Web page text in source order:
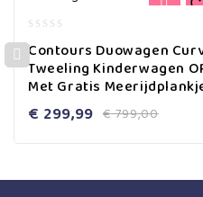
out
of
5
Contours Duowagen
Tweeling Kinderwagen
Met Gratis
€799,00
€ 299,99